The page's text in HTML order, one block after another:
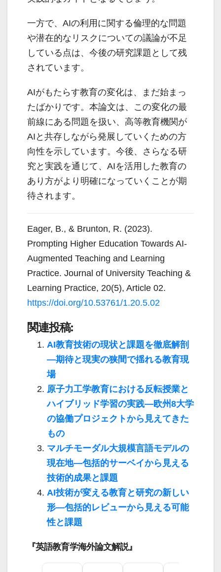
一方で、AIの利用に関する倫理的な問題
や潜在的なリスクについての議論が不足
している点は、今後の研究課題として残
されています。
AIがもたらす教育の変化は、まだ始まっ
たばかりです。本論文は、この変化の最
前線にある問題を扱い、高等教育機関が
AIと共存しながら発展していくための方
向性を示しています。今後、さらなる研
究と実践を通じて、AIを活用した教育の
あり方がより明確になっていくことが期
待されます。
Eager, B., & Brunton, R. (2023).
Prompting Higher Education Towards AI-
Augmented Teaching and Learning
Practice. Journal of University Teaching &
Learning Practice, 20(5), Article 02.
https://doi.org/10.53761/1.20.5.02
関連投稿:
AI教育技術の現状と課題を徹底解剖
―期待と現実の狭間で揺れる教育現
場
原子力工学教育における反転授業と
ハイブリッド学習の実践―欧州8大学
の協働プロジェクトから見えてきた
もの
マルチモーダル大規模言語モデルの
現在地―包括的サーベイから見える
技術的成果と課題
AI技術が変える教育と研究の新しい
形―包括的レビューから見える可能
性と課題
『英語教育学海外論文解説』